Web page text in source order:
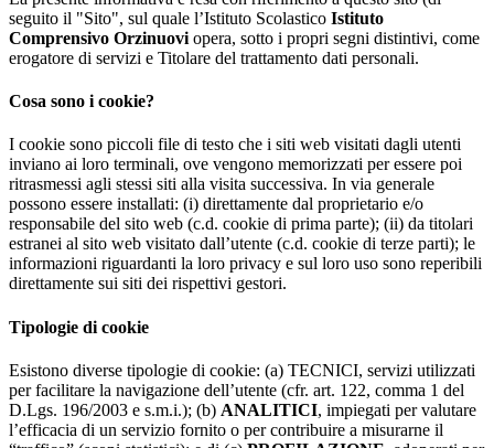
seguito il "Sito", sul quale l’Istituto Scolastico Istituto
Comprensivo Orzinuovi opera, sotto i propri segni distintivi, come
erogatore di servizi e Titolare del trattamento dati personali.
Cosa sono i cookie?
I cookie sono piccoli file di testo che i siti web visitati dagli utenti
inviano ai loro terminali, ove vengono memorizzati per essere poi
ritrasmessi agli stessi siti alla visita successiva. In via generale
possono essere installati: (i) direttamente dal proprietario e/o
responsabile del sito web (c.d. cookie di prima parte); (ii) da titolari
estranei al sito web visitato dall’utente (c.d. cookie di terze parti); le
informazioni riguardanti la loro privacy e sul loro uso sono reperibili
direttamente sui siti dei rispettivi gestori.
Tipologie di cookie
Esistono diverse tipologie di cookie: (a) TECNICI, servizi utilizzati
per facilitare la navigazione dell’utente (cfr. art. 122, comma 1 del
D.Lgs. 196/2003 e s.m.i.); (b) ANALITICI, impiegati per valutare
l’efficacia di un servizio fornito o per contribuire a misurarne il